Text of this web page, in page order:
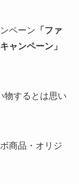
ペーン 「ファ
ャンペーン」
物するとは思い
商品・オリジ